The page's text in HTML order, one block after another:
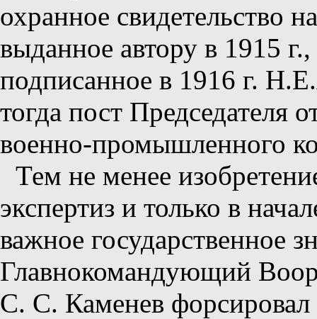
охранное свидетельство
выданное автору в 1915
подписанное в 1916 г.
тогда пост Председателя
военно-промышленного
Тем не менее
экспертиз и только в
важное государственное
Главнокомандующий
С. С. Каменев форсировал